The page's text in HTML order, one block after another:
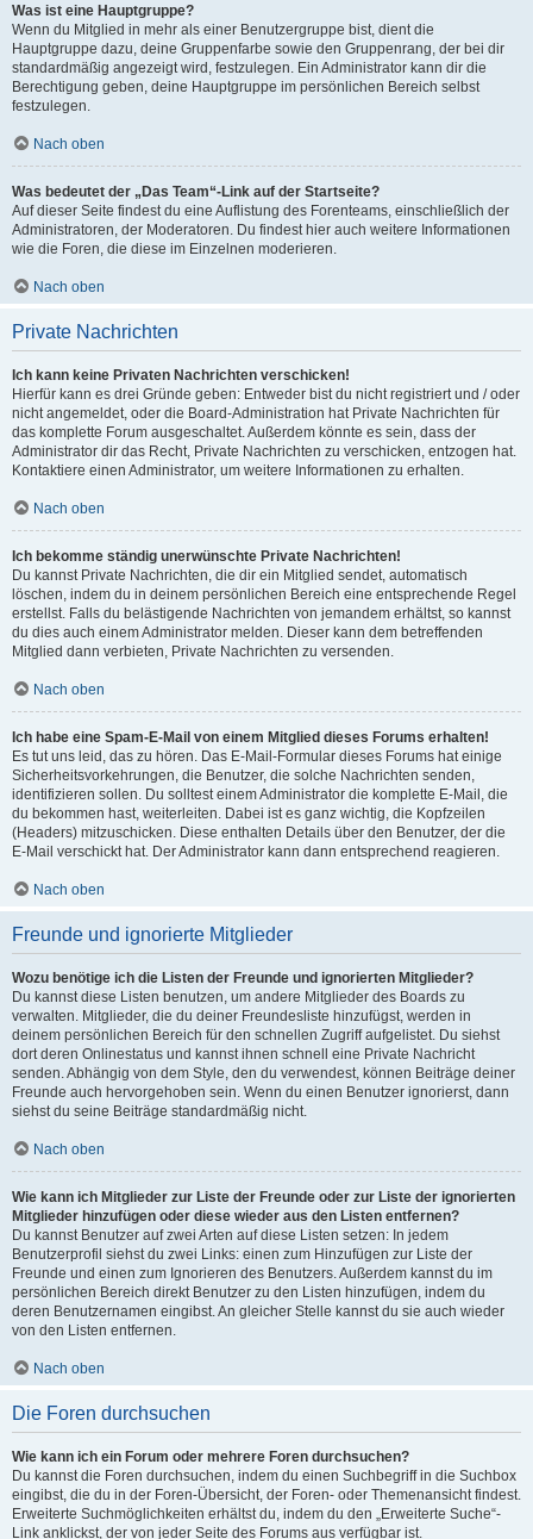
Was ist eine Hauptgruppe?
Wenn du Mitglied in mehr als einer Benutzergruppe bist, dient die
Hauptgruppe dazu, deine Gruppenfarbe sowie den Gruppenrang, der bei dir
standardmäßig angezeigt wird, festzulegen. Ein Administrator kann dir die
Berechtigung geben, deine Hauptgruppe im persönlichen Bereich selbst
festzulegen.
Nach oben
Was bedeutet der „Das Team“-Link auf der Startseite?
Auf dieser Seite findest du eine Auflistung des Forenteams, einschließlich der
Administratoren, der Moderatoren. Du findest hier auch weitere Informationen
wie die Foren, die diese im Einzelnen moderieren.
Nach oben
Private Nachrichten
Ich kann keine Privaten Nachrichten verschicken!
Hierfür kann es drei Gründe geben: Entweder bist du nicht registriert und / oder
nicht angemeldet, oder die Board-Administration hat Private Nachrichten für
das komplette Forum ausgeschaltet. Außerdem könnte es sein, dass der
Administrator dir das Recht, Private Nachrichten zu verschicken, entzogen hat.
Kontaktiere einen Administrator, um weitere Informationen zu erhalten.
Nach oben
Ich bekomme ständig unerwünschte Private Nachrichten!
Du kannst Private Nachrichten, die dir ein Mitglied sendet, automatisch
löschen, indem du in deinem persönlichen Bereich eine entsprechende Regel
erstellst. Falls du belästigende Nachrichten von jemandem erhältst, so kannst
du dies auch einem Administrator melden. Dieser kann dem betreffenden
Mitglied dann verbieten, Private Nachrichten zu versenden.
Nach oben
Ich habe eine Spam-E-Mail von einem Mitglied dieses Forums erhalten!
Es tut uns leid, das zu hören. Das E-Mail-Formular dieses Forums hat einige
Sicherheitsvorkehrungen, die Benutzer, die solche Nachrichten senden,
identifizieren sollen. Du solltest einem Administrator die komplette E-Mail, die
du bekommen hast, weiterleiten. Dabei ist es ganz wichtig, die Kopfzeilen
(Headers) mitzuschicken. Diese enthalten Details über den Benutzer, der die
E-Mail verschickt hat. Der Administrator kann dann entsprechend reagieren.
Nach oben
Freunde und ignorierte Mitglieder
Wozu benötige ich die Listen der Freunde und ignorierten Mitglieder?
Du kannst diese Listen benutzen, um andere Mitglieder des Boards zu
verwalten. Mitglieder, die du deiner Freundesliste hinzufügst, werden in
deinem persönlichen Bereich für den schnellen Zugriff aufgelistet. Du siehst
dort deren Onlinestatus und kannst ihnen schnell eine Private Nachricht
senden. Abhängig von dem Style, den du verwendest, können Beiträge deiner
Freunde auch hervorgehoben sein. Wenn du einen Benutzer ignorierst, dann
siehst du seine Beiträge standardmäßig nicht.
Nach oben
Wie kann ich Mitglieder zur Liste der Freunde oder zur Liste der ignorierten
Mitglieder hinzufügen oder diese wieder aus den Listen entfernen?
Du kannst Benutzer auf zwei Arten auf diese Listen setzen: In jedem
Benutzerprofil siehst du zwei Links: einen zum Hinzufügen zur Liste der
Freunde und einen zum Ignorieren des Benutzers. Außerdem kannst du im
persönlichen Bereich direkt Benutzer zu den Listen hinzufügen, indem du
deren Benutzernamen eingibst. An gleicher Stelle kannst du sie auch wieder
von den Listen entfernen.
Nach oben
Die Foren durchsuchen
Wie kann ich ein Forum oder mehrere Foren durchsuchen?
Du kannst die Foren durchsuchen, indem du einen Suchbegriff in die Suchbox
eingibst, die du in der Foren-Übersicht, der Foren- oder Themenansicht findest.
Erweiterte Suchmöglichkeiten erhältst du, indem du den „Erweiterte Suche“-
Link anklickst, der von jeder Seite des Forums aus verfügbar ist.